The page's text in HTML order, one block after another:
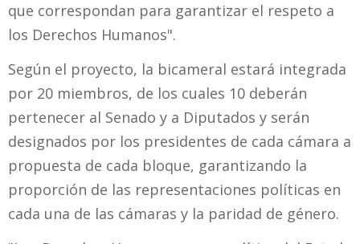
que correspondan para garantizar el respeto a
los Derechos Humanos".
Según el proyecto, la bicameral estará integrada
por 20 miembros, de los cuales 10 deberán
pertenecer al Senado y a Diputados y serán
designados por los presidentes de cada cámara a
propuesta de cada bloque, garantizando la
proporción de las representaciones políticas en
cada una de las cámaras y la paridad de género.